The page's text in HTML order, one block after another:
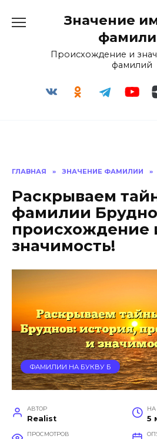
Значение
Происхождение и
фамилий
ГЛАВНАЯ » ЗНАЧЕНИЕ ФАМИЛИИ »
Раскрываем
фамилии
происхождение
значимость!
ФАМИЛИИ НА БУКВУ Б
АВТОР
Realist
НА
5
ПРОСМОТРОВ